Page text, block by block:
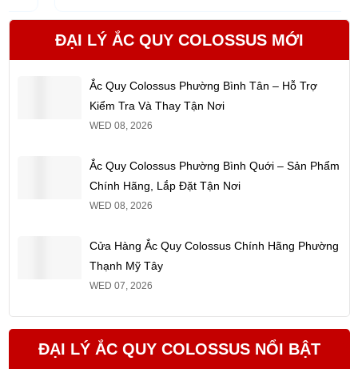
ĐẠI LÝ ẮC QUY COLOSSUS MỚI
Ắc Quy Colossus Phường Bình Tân – Hỗ Trợ
Kiểm Tra Và Thay Tận Nơi
WED 08, 2026
Ắc Quy Colossus Phường Bình Quới – Sản Phẩm
Chính Hãng, Lắp Đặt Tận Nơi
WED 08, 2026
Cửa Hàng Ắc Quy Colossus Chính Hãng Phường
Thạnh Mỹ Tây
WED 07, 2026
ĐẠI LÝ ẮC QUY COLOSSUS NỔI BẬT